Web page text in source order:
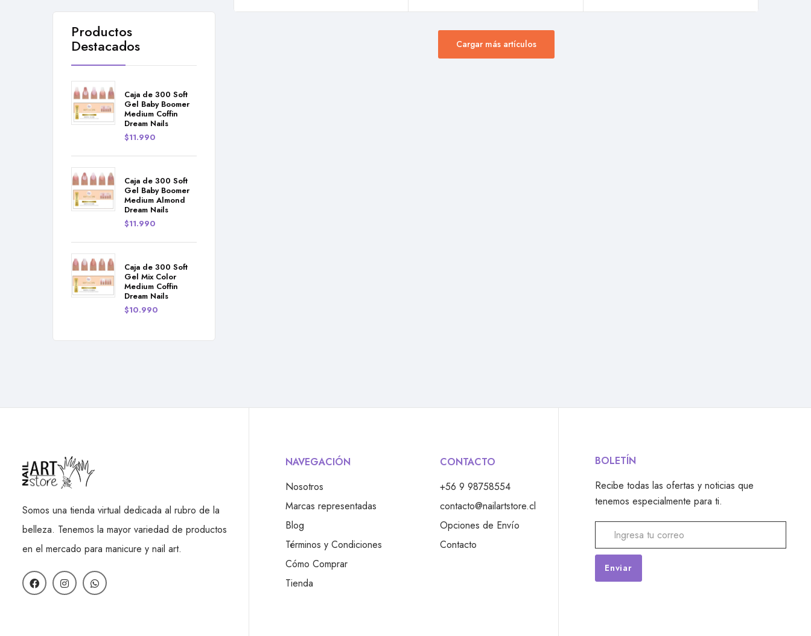
Productos
Destacados
Caja de 300 Soft
Gel Baby Boomer
Medium Coffin
Dream Nails
$11.990
Caja de 300 Soft
Gel Baby Boomer
Medium Almond
Dream Nails
$11.990
Caja de 300 Soft
Gel Mix Color
Medium Coffin
Dream Nails
$10.990
Cargar más artículos
Somos una tienda virtual dedicada al rubro de la
belleza. Tenemos la mayor variedad de productos
en el mercado para manicure y nail art.
NAVEGACIÓN
Nosotros
Marcas representadas
Blog
Términos y Condiciones
Cómo Comprar
Tienda
CONTACTO
+56 9 98758554
contacto@nailartstore.cl
Opciones de Envío
Contacto
BOLETÍN
Recibe todas las ofertas y noticias que
tenemos especialmente para ti.